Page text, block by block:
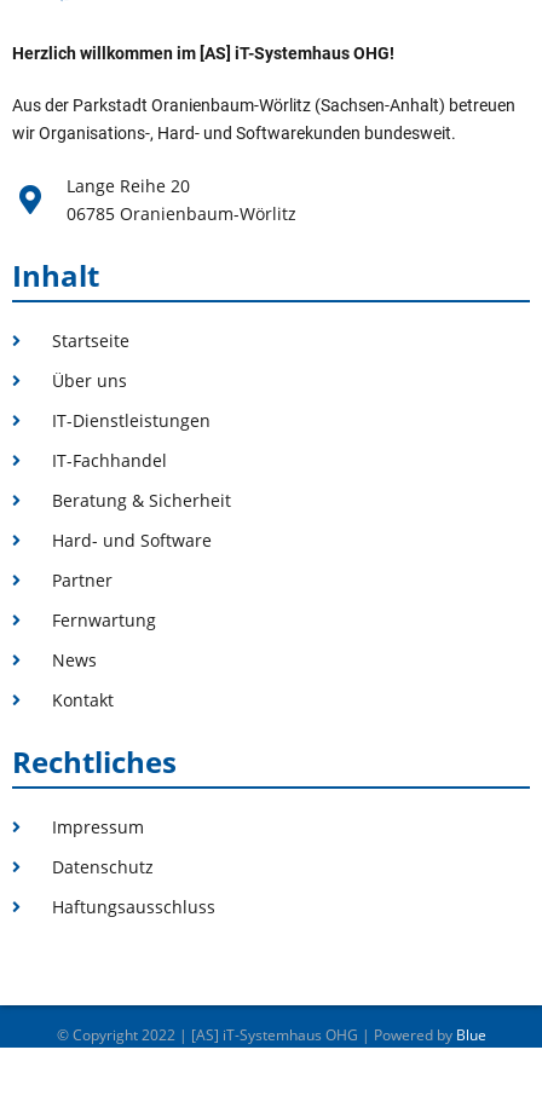
Herzlich willkommen im [AS] iT-Systemhaus OHG!
Aus der Parkstadt Oranienbaum-Wörlitz (Sachsen-Anhalt) betreuen
wir Organisations-, Hard- und Softwarekunden bundesweit.
Lange Reihe 20
06785 Oranienbaum-Wörlitz
Inhalt
Startseite
Über uns
IT-Dienstleistungen
IT-Fachhandel
Beratung & Sicherheit
Hard- und Software
Partner
Fernwartung
News
Kontakt
Rechtliches
Impressum
Datenschutz
Haftungsausschluss
© Copyright 2022 | [AS] iT-Systemhaus OHG | Powered by Blue